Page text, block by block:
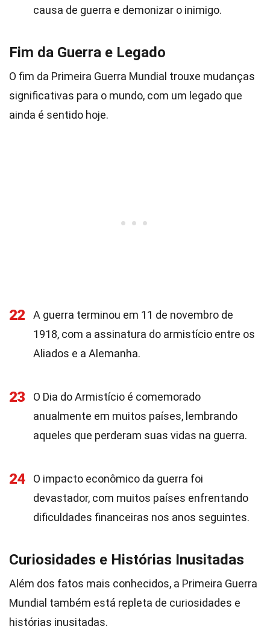
causa de guerra e demonizar o inimigo.
Fim da Guerra e Legado
O fim da Primeira Guerra Mundial trouxe mudanças
significativas para o mundo, com um legado que
ainda é sentido hoje.
22
A guerra terminou em 11 de novembro de
1918, com a assinatura do armistício entre os
Aliados e a Alemanha.
23
O Dia do Armistício é comemorado
anualmente em muitos países, lembrando
aqueles que perderam suas vidas na guerra.
24
O impacto econômico da guerra foi
devastador, com muitos países enfrentando
dificuldades financeiras nos anos seguintes.
Curiosidades e Histórias Inusitadas
Além dos fatos mais conhecidos, a Primeira Guerra
Mundial também está repleta de curiosidades e
histórias inusitadas.